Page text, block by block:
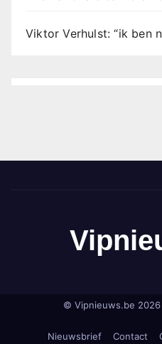
Viktor Verhulst: “ik ben
© Vipnieuws.be
Nieuwsbrief Contact